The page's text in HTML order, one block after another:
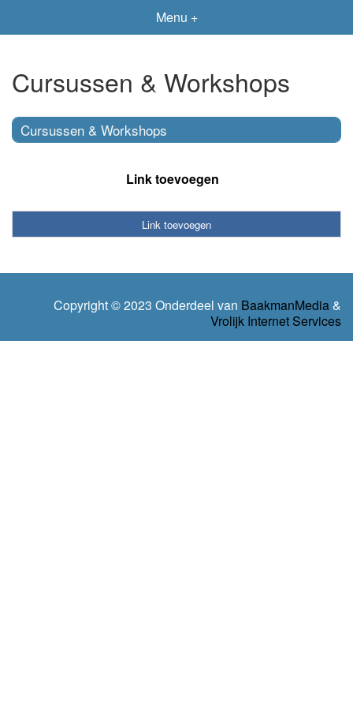
Menu +
Cursussen & Workshops
Cursussen & Workshops
Link toevoegen
Link toevoegen
Copyright © 2023 Onderdeel van BaakmanMedia&
Vrolijk Internet Services